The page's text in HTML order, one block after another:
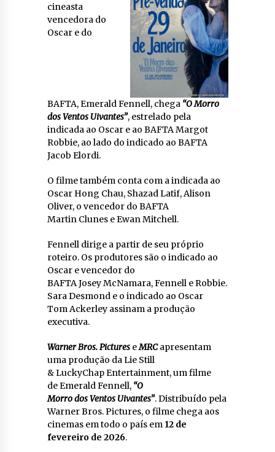
cineasta
vencedora do
Oscar e do
BAFTA, Emerald Fennell, chega “O Morro
dos Ventos Uivantes”, estrelado pela
indicada ao Oscar e ao BAFTA Margot
Robbie, ao lado do indicado ao BAFTA
Jacob Elordi.
O filme também conta com a indicada ao
Oscar Hong Chau, Shazad Latif, Alison
Oliver, o vencedor do BAFTA
Martin Clunes e Ewan Mitchell.
Fennell dirige a partir de seu próprio
roteiro. Os produtores são o indicado ao
Oscar e vencedor do
BAFTA Josey McNamara, Fennell e Robbie.
Sara Desmond e o indicado ao Oscar
Tom Ackerley assinam a produção
executiva.
Warner Bros. PictureseMRCapresentam
uma produção da Lie Still
& LuckyChap Entertainment, um filme
de Emerald Fennell, “O
Morro dos Ventos Uivantes”. Distribuído pela
Warner Bros. Pictures, o filme chega aos
cinemas em todo o país em 12 de
fevereiro de 2026.